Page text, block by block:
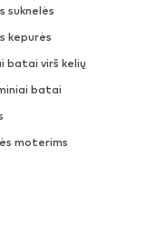
suknelės
kepurės
batai virš kelių
batai
moterims